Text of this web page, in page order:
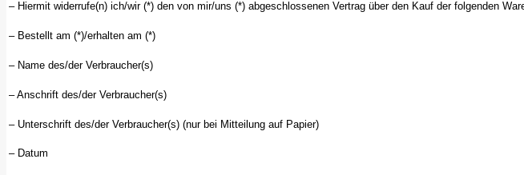
– Hiermit widerrufe(n) ich/wir (*) den von mir/uns (*) abgeschlossenen Vertrag über den Kauf der folgenden
– Bestellt am (*)/erhalten am (*)
– Name des/der Verbraucher(s)
– Anschrift des/der Verbraucher(s)
– Unterschrift des/der Verbraucher(s) (nur bei Mitteilung auf Papier)
– Datum